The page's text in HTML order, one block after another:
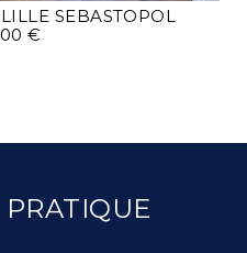
LILLE SEBASTOPOL
€
PRATIQUE